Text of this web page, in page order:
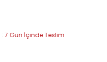
: 7 Gün İçinde Teslim